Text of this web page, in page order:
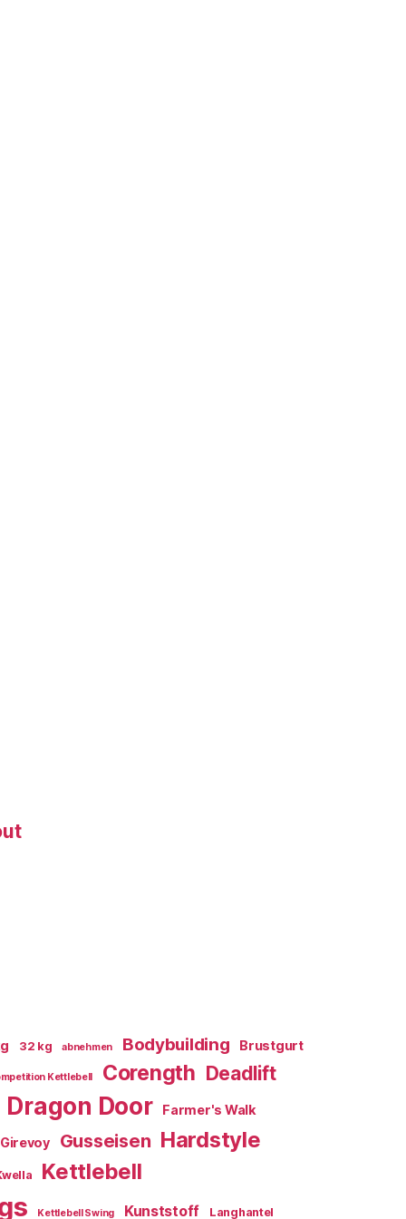
32 kg abnehmen Bodybuilding Brustgurt
Kettlebell Corength Deadlift
Dragon Door Farmer's Walk
Girevoy Gusseisen Hardstyle
Kettlebell
Kettlebell Swing Kunststoff Langhantel